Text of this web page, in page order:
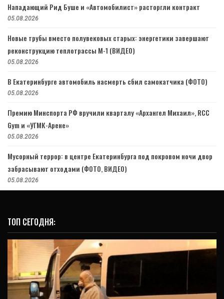
Нападающий Рид Буше и «Автомобилист» расторгли контракт
05.08.2026
Новые трубы вместо полувековых старых: энергетики завершают
реконструкцию теплотрассы М-1 (ВИДЕО)
05.08.2026
В Екатеринбурге автомобиль насмерть сбил самокатчика (ФОТО)
05.08.2026
Премию Минспорта РФ вручили кварталу «Архангел Михаил», RCC
Gym и «УГМК-Арене»
05.08.2026
Мусорный террор: в центре Екатеринбурга под покровом ночи двор
забрасывают отходами (ФОТО, ВИДЕО)
05.08.2026
ТОП СЕГОДНЯ: